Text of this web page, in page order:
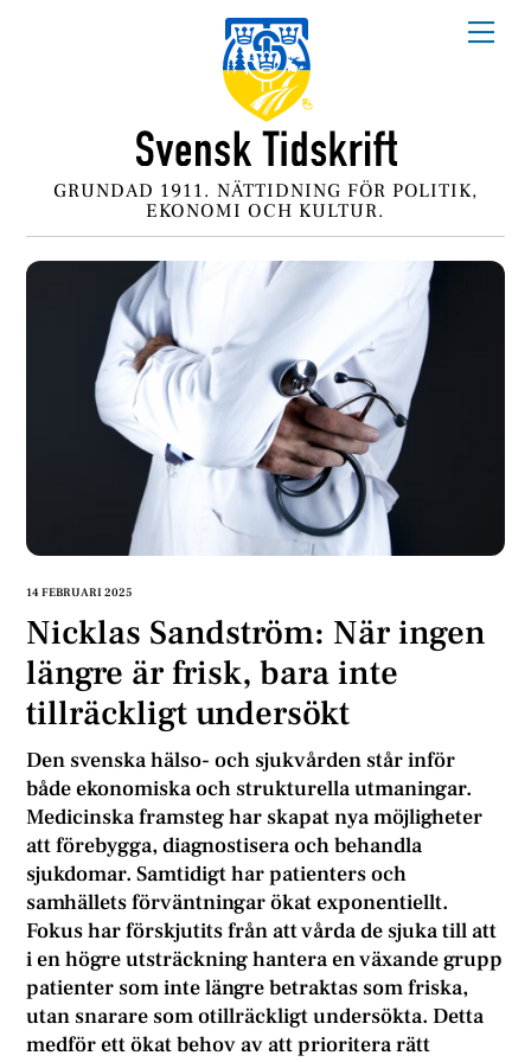
GRUNDAD 1911. NÄTTIDNING FÖR POLITIK,
EKONOMI OCH KULTUR.
14 FEBRUARI 2025
Nicklas Sandström: När ingen
längre är frisk, bara inte
tillräckligt undersökt
Den svenska hälso- och sjukvården står inför
både ekonomiska och strukturella utmaningar.
Medicinska framsteg har skapat nya möjligheter
att förebygga, diagnostisera och behandla
sjukdomar. Samtidigt har patienters och
samhällets förväntningar ökat exponentiellt.
Fokus har förskjutits från att vårda de sjuka till att
i en högre utsträckning hantera en växande grupp
patienter som inte längre betraktas som friska,
utan snarare som otillräckligt undersökta. Detta
medför ett ökat behov av att prioritera rätt